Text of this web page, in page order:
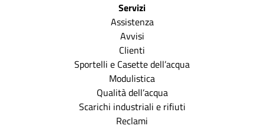
Servizi
Assistenza
Avvisi
Clienti
Sportelli e Casette dell’acqua
Modulistica
Qualità dell’acqua
Scarichi industriali e rifiuti
Reclami